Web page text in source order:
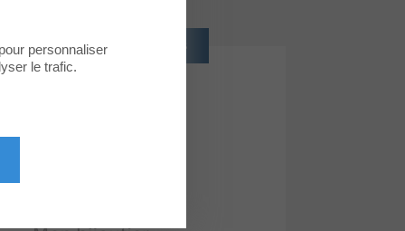
HORLOGERIE ET ACCESSOIRES
personnaliser
le trafic.